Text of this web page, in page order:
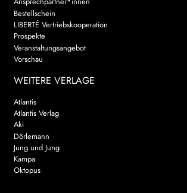
Bestellschein
LIBERTÉ Vertriebskooperation
Prospekte
Veranstaltungsangebot
Vorschau
WEITERE VERLAGE
Atlantis
Atlantis Verlag
Aki
Dörlemann
Jung und Jung
Kampa
Oktopus